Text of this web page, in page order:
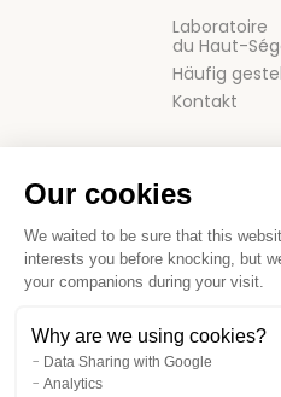
Laboratoire
du Haut-
Häufig
Kontakt
Our cookies
We waited to be sure that this
interests you before knocking, but
your companions during your visit.
Why are we using cookies?
Data Sharing with Google
Analytics